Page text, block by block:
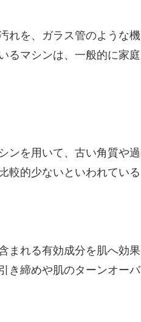
を、ガラス管のような機
るマシンは、一般的に家
ンを用いて、古い角質や
較的少ないといわれている
まれる有効成分を肌へ効
き締めや肌のターンオー